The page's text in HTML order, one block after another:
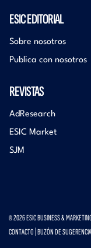
ESIC EDITORIAL
Sobre nosotros
Publica con nosotros
REVISTAS
AdResearch
ESIC Market
SJM
© 2026 ESIC BUSINESS &
CONTACTO BUZÓN DE